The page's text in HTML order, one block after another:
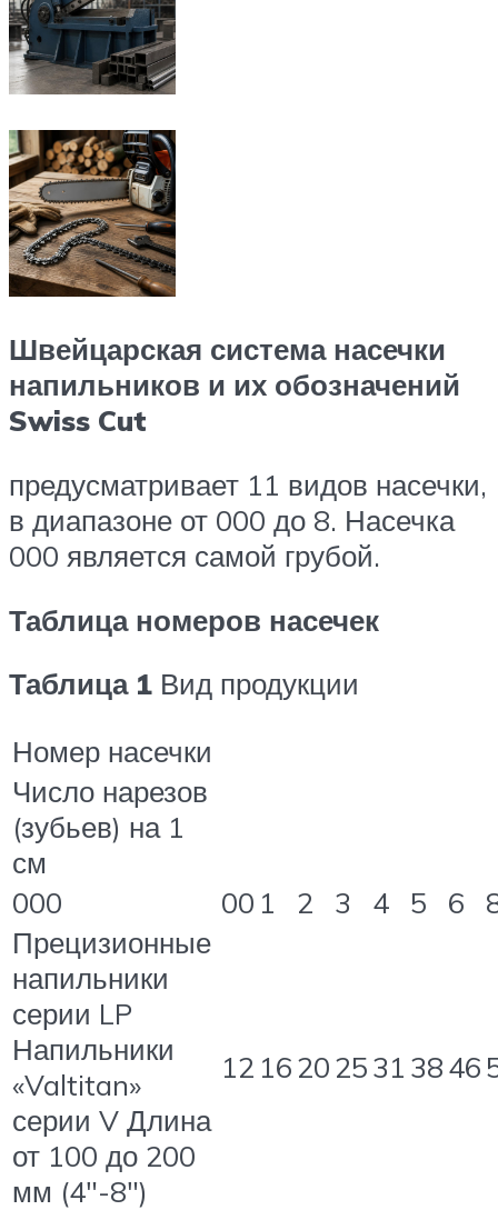
Швейцарская система насечки
напильников и их обозначений
Swiss Cut
предусматривает 11 видов насечки,
в диапазоне от 000 до 8. Насечка
000 является самой грубой.
Таблица номеров насечек
Таблица 1 Вид продукции
Номер насечки
Число нарезов
(зубьев) на 1
см
000
00 1 2 3 4 5 6
Прецизионные
напильники
серии LP
Напильники
«Valtitan»
серии V Длина
от 100 до 200
мм (4″-8″)
12 16202531 3846